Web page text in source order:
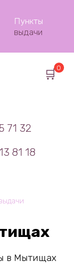
Пункты
выдачи
71 32
81 18
0
в Мытищах